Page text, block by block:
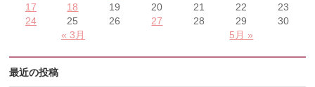
« 3月 5月 »
17
18 19 20 21 22
23
24
25 26 27 28 29 30
最近の投稿